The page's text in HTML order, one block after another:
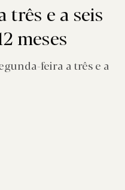
três e a seis
meses
feira a três e a